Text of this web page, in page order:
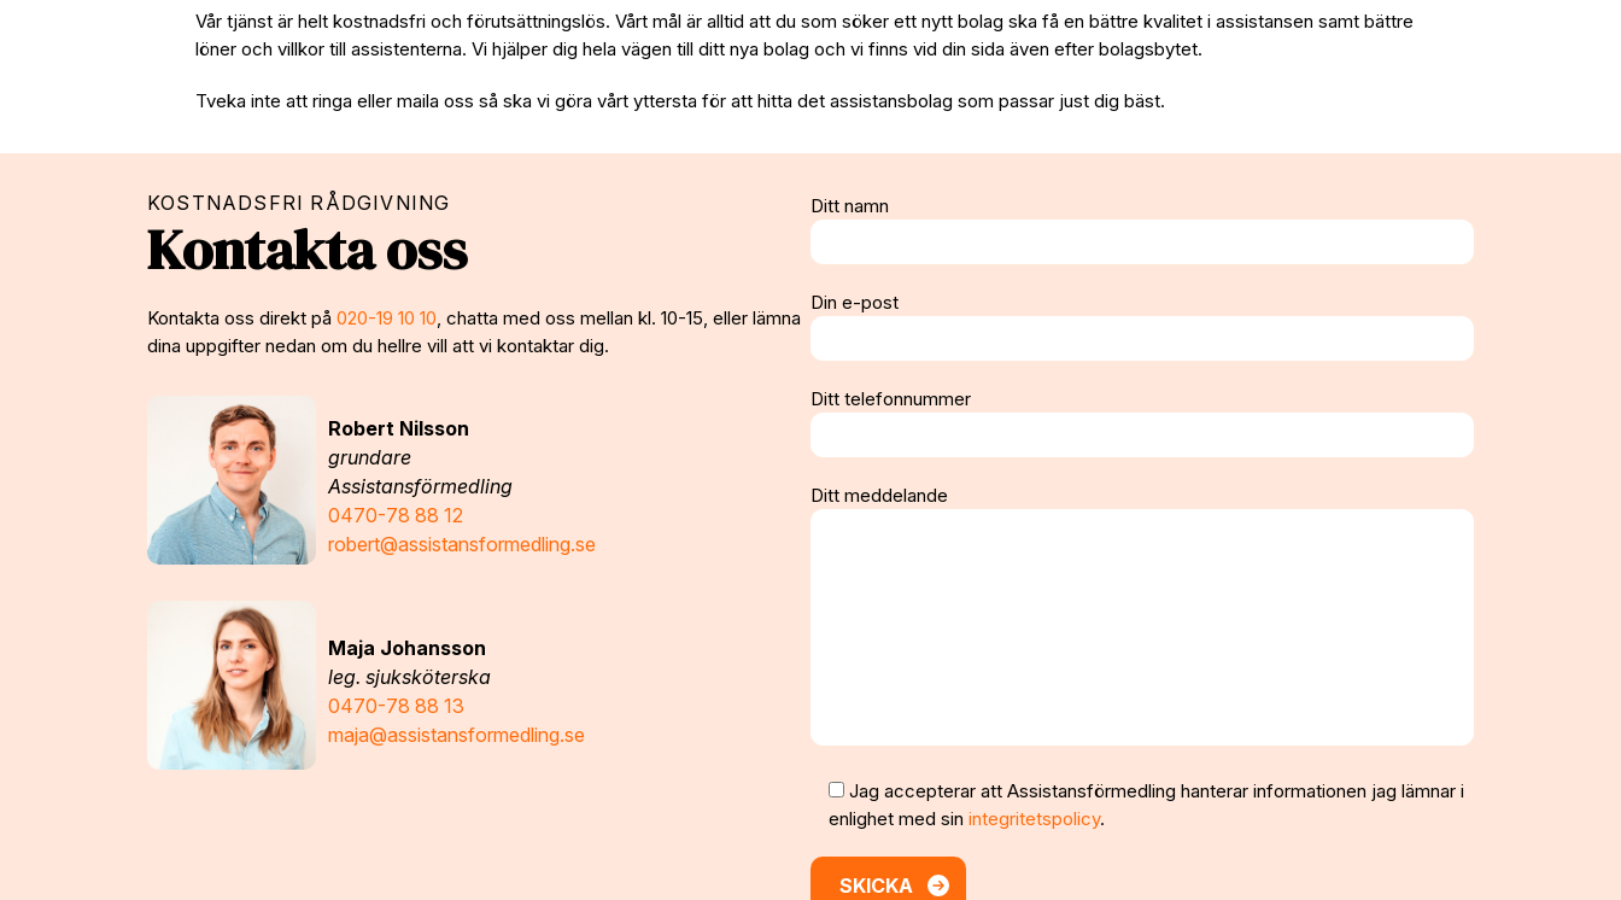
Vår tjänst är helt kostnadsfri och förutsättningslös. Vårt mål är alltid att du som söker ett nytt bolag ska få en bättre kvalitet i assistansen samt bättre
löner och villkor till assistenterna. Vi hjälper dig hela vägen till ditt nya bolag och vi finns vid din sida även efter bolagsbytet.
Tveka inte att ringa eller maila oss så ska vi göra vårt yttersta för att hitta det assistansbolag som passar just dig bäst.
KOSTNADSFRI RÅDGIVNING
Kontakta oss
Kontakta oss direkt på 020-19 10 10 , chatta med oss mellan kl. 10-15, eller lämna
dina uppgifter nedan om du hellre vill att vi kontaktar dig.
Robert Nilsson
grundare
Assistansförmedling
0470-78 88 12
robert@assistansformedling.se
Maja Johansson
leg. sjuksköterska
0470-78 88 13
maja@assistansformedling.se
Ditt namn
Din e-post
Ditt telefonnummer
Ditt meddelande
Jag accepterar att Assistansförmedling hanterar informationen jag lämnar i
enlighet med sin integritetspolicy.